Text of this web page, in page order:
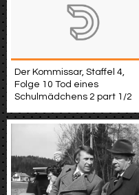
Der Kommissar, Staffel 4,
Folge 10 Tod eines
Schulmädchens 2 part 1/2